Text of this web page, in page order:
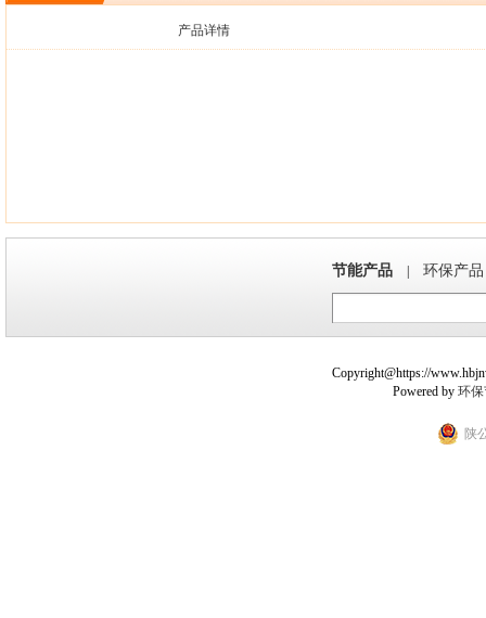
产品详情
节能产品 环保产品
Copyright@https://
Powered by 环
陕